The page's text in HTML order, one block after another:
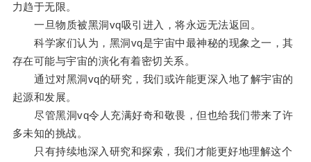
力趋于无限。
一旦物质被黑洞vq吸引进入，将永远无法返回。
科学家们认为，黑洞vq是宇宙中最神秘的现象之一，其
存在可能与宇宙的演化有着密切关系。
通过对黑洞vq的研究，我们或许能更深入地了解宇宙的
起源和发展。
尽管黑洞vq令人充满好奇和敬畏，但也给我们带来了许
多未知的挑战。
只有持续地深入研究和探索，我们才能更好地理解这个